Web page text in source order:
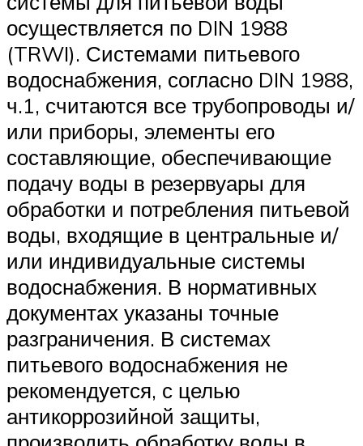
осуществляется по DIN 1988
(TRWI). Системами питьевого
водоснабжения, согласно DIN 1988,
ч.1, считаются все трубопроводы и/
или приборы, элементы его
составляющие, обеспечивающие
подачу воды в резервуары для
обработки и потребления питьевой
воды, входящие в центральные и/
или индивидуальные системы
водоснабжения. В нормативных
документах указаны точные
разграничения. В системах
питьевого водоснабжения не
рекомендуется, с целью
антикоррозийной защиты,